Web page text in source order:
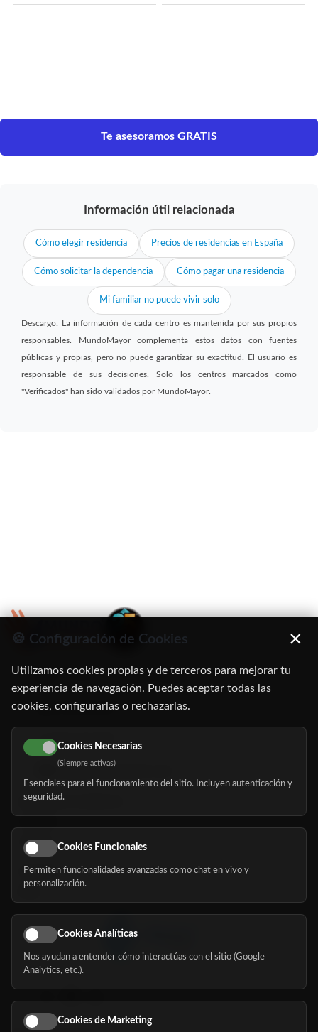
Te asesoramos GRATIS
Información útil relacionada
Cómo elegir residencia Precios de residencias en España
Cómo solicitar la dependencia Cómo pagar una residencia
Mi familiar no puede vivir solo
Descargo: La información de cada centro es mantenida por sus propios
responsables. MundoMayor complementa estos datos con fuentes
públicas y propias, pero no puede garantizar su exactitud. El usuario es
responsable de sus decisiones. Solo los centros marcados como
"Verificados" han sido validados por MundoMayor.
C/ Oruro, 11. 28016 Madrid
91 345 06 26
616 113 103
hola@mundomayor.com
Buscador de residencias
Eventos
Nosotros
Síguenos
🍪 Configuración de Cookies ×
Utilizamos cookies propias y de terceros para mejorar tu
experiencia de navegación. Puedes aceptar todas las
cookies, configurarlas o rechazarlas.
Cookies Necesarias
(Siempre activas)
Esenciales para el funcionamiento del sitio. Incluyen autenticación y
seguridad.
Cookies Funcionales
Permiten funcionalidades avanzadas como chat en vivo y
personalización.
Cookies Analíticas
Nos ayudan a entender cómo interactúas con el sitio (Google
Analytics, etc.).
Cookies de Marketing